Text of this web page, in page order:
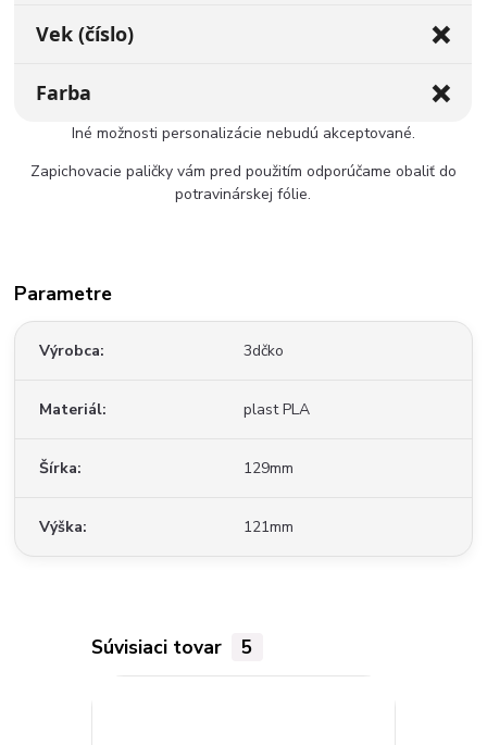
Vek (číslo) ❌
Farba ❌
Iné možnosti personalizácie nebudú akceptované.
Zapichovacie paličky vám pred použitím odporúčame obaliť do
potravinárskej fólie.
Parametre
Výrobca 3dčko
Materiál plast PLA
Šírka 129mm
Výška 121mm
Súvisiaci tovar 5